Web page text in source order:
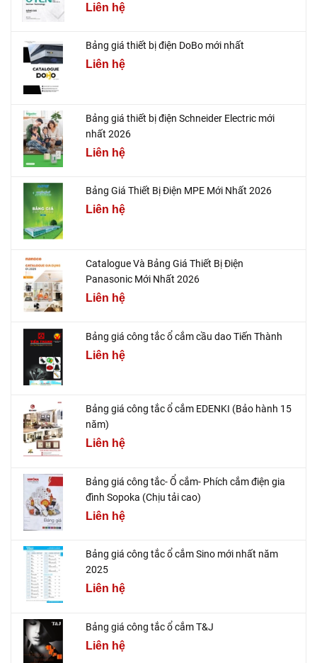
Liên hệ
Bảng giá thiết bị điện DoBo mới nhất
Liên hệ
Bảng giá thiết bị điện Schneider Electric mới
nhất 2026
Liên hệ
Bảng Giá Thiết Bị Điện MPE Mới Nhất 2026
Liên hệ
Catalogue Và Bảng Giá Thiết Bị Điện
Panasonic Mới Nhất 2026
Liên hệ
Bảng giá công tắc ổ cắm cầu dao Tiến Thành
Liên hệ
Bảng giá công tắc ổ cắm EDENKI (Bảo hành 15
năm)
Liên hệ
Bảng giá công tắc- Ổ cắm- Phích cắm điện gia
đình Sopoka (Chịu tải cao)
Liên hệ
Bảng giá công tắc ổ cắm Sino mới nhất năm
2025
Liên hệ
Bảng giá công tắc ổ cắm T&J
Liên hệ